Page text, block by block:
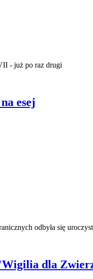
- już po raz drugi
esej
odbyła się
dla